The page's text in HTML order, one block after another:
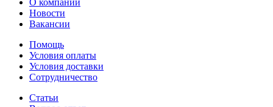
О компании
Новости
Вакансии
Помощь
Условия оплаты
Условия доставки
Сотрудничество
Статьи